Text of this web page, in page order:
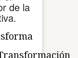
de la